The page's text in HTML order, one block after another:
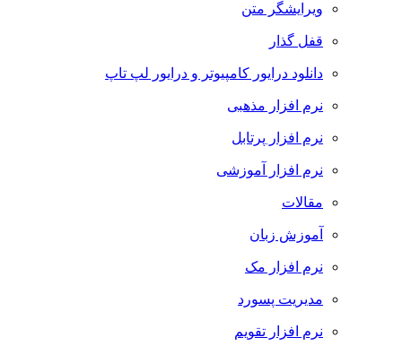
ویرایشگر متن
قفل گذار
دانلود درایور کامپیوتر و درایور لپ تاپ
نرم افزار مذهبی
نرم افزار پرتابل
نرم افزار آموزشی
مقالات
آموزش زبان
نرم افزار مک
مدیریت پسورد
نرم افزار تقویم